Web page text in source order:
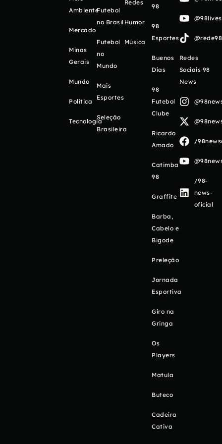
Ambiente
Mercado
Minas
Gerais
Mundo
Política
Tecnologia
Futebol
no Brasil
Futebol
no
Mundo
Mais
Esportes
Seleção
Brasileira
Redes
Humor
Música
98
98
Esportes
Buenos
Días
98
Futebol
Clube
Ricardo
Amado
Catimba
98
Graffite
Barba,
Cabelo e
Bigode
Preleção
Jornada
Esportiva
Giro na
Gringa
Os
Players
Matula
Buteco
Cadeira
Cativa
Redes
Sociais 98
News
/
/98-
news-
oficial